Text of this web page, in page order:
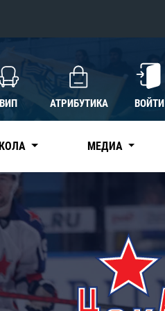
ВИП АТРИБУТИКА ВОЙТИ
МЕДИА